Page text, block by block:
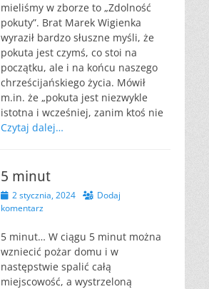
mieliśmy w zborze to „Zdolność
pokuty”. Brat Marek Wigienka
wyraził bardzo słuszne myśli, że
pokuta jest czymś, co stoi na
początku, ale i na końcu naszego
chrześcijańskiego życia. Mówił
m.in. że „pokuta jest niezwykle
istotna i wcześniej, zanim ktoś nie
Czytaj dalej…
5 minut
Opublikowano
2 stycznia, 2024
Dodaj
komentarz
5 minut… W ciągu 5 minut można
wzniecić pożar domu i w
następstwie spalić całą
miejscowość, a wystrzeloną